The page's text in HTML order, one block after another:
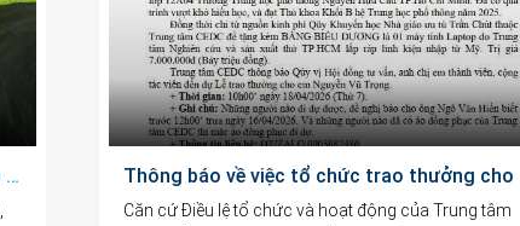
Khen thưởng đột xuất tặng máy tính laptop cho học sinh ở Đắk Lắk
Căn cứ Điều lệ tổ chức và hoạt động của Trung tâm